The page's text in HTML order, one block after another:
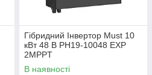
Гібридний Інвертор Must 10
кВт 48 В PH19-10048 EXP
2MPPT
В наявності